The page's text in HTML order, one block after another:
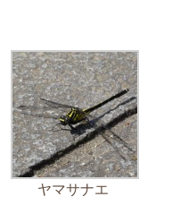
ヤマサナエ